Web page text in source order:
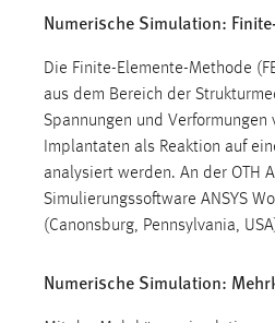
Numerische Simulation:
Die Finite-Elemente-Methode
aus dem Bereich der
Spannungen und Verformungen
Implantaten als Reaktion auf
analysiert werden. An der OTH
Simulierungssoftware ANSYS
(Canonsburg, Pennsylvania,
Numerische Simulation: